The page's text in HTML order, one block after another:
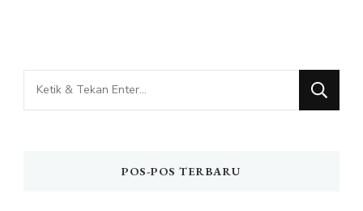
Mencari
Sesuatu?
POS-POS TERBARU